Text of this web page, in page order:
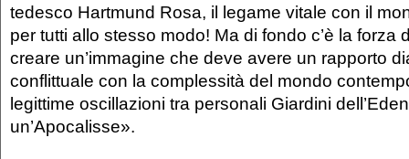
tedesco Hartmund Rosa, il legame vitale con il
per tutti allo stesso modo! Ma di fondo c’è la forza
creare un’immagine che deve avere un rapporto
conflittuale con la complessità del mondo
legittime oscillazioni tra personali Giardini
un’Apocalisse».